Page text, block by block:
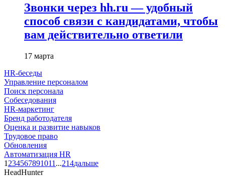
Звонки через hh.ru — удобный
способ связи с кандидатами, чтобы
вам действительно ответили
17 марта
HR-беседы
Управление персоналом
Поиск персонала
Собеседования
HR-маркетинг
Бренд работодателя
Оценка и развитие навыков
Трудовое право
Обновления
Автоматизация HR
1 234567891011 ...214дальше
HeadHunter